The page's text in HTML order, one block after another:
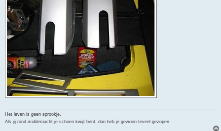
Het leven is geen sprookje.
Als jij rond middernacht je schoen kwijt bent, dan heb je gewoon teveel gezopen.